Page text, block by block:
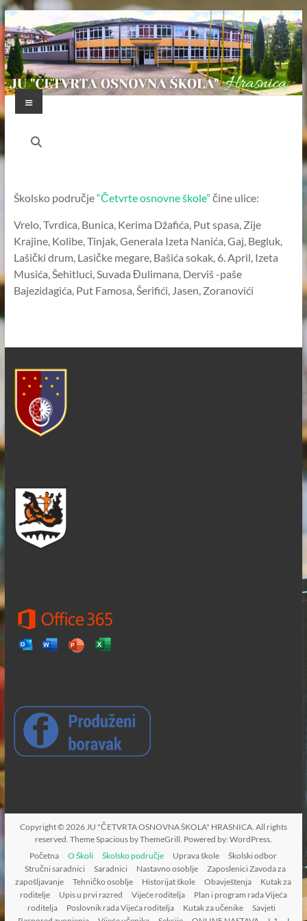
Skip
to
content
JU
ŠKOLA"
HRASNICA
FEDERACIJA
BOSNE
I
–
OPĆINA
ILIDŽA
SARAJEVO
Menu
Školsko područje“Četvrte osnovne škole” čine ulice:
Vrelo, Tvrdica, Bunica, Kerima Džafića, Put spasa, Zije
Krajine, Kolibe, Tinjak, Generala Izeta Nanića, Gaj, Begluk,
Lašički drum, Lasičke megare, Bašića sokak, 6. April, Izeta
Musića, Šehitluci, Suvada Đulimana, Derviš -paše
Bajezidagića, Put Famosa, Šerifići, Jasen, Zoranovići
Copyright © 2026JU "ČETVRTA OSNOVNA ŠKOLA" HRASNICA. All rights
reserved. ThemeSpaciousby ThemeGrill. Powered by: WordPress.
Početna
O Školi Školsko područje Uprava škole
Školski odbor
Stručni saradnici
Saradnici Nastavno osoblje
Zaposlenici Zavoda za
zapošljavanje
Tehničko osoblje Historijat škole Obavještenja
Kutak za
roditelje
Upis u prvi razred Vijeće roditelja
Plan i program rada Vijeća
roditelja
Poslovnik rada Vijeća roditelja Kutak za učenike
Savjeti